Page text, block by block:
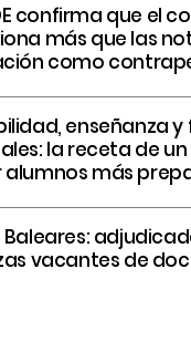
confirma que el
más que las
como
enseñanza y
la receta de
más
vacantes de